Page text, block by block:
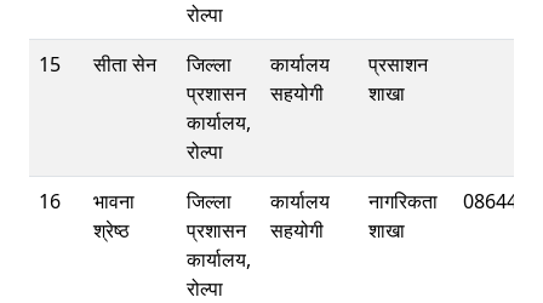
रोल्पा
15 सीता सेन
जिल्ला
प्रशासन
कार्यालय,
रोल्पा
कार्यालय
सहयोगी
प्रसाशन
शाखा
16
भावना
श्रेष्ठ
जिल्ला
प्रशासन
कार्यालय,
रोल्पा
कार्यालय
सहयोगी
नागरिकता
शाखा